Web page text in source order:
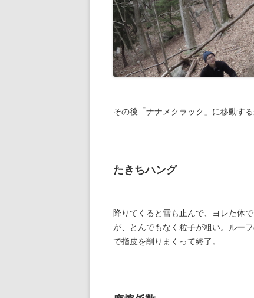
その後「ナナメクラック」に移動す
たきちハング
降りてくると雪も止んで、ヨレた体
が、とんでもなく粒子が粗い。ルー
で指皮を削りまくって終了。